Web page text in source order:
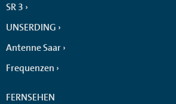
SR 3
UNSERDING
Antenne Saar
Frequenzen
FERNSEHEN